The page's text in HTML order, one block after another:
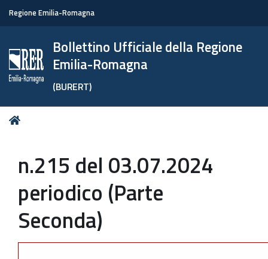
Regione Emilia-Romagna
Bollettino Ufficiale della Regione
Emilia-Romagna
(BURERT)
Tu
n.215 del 03.07.2024
periodico (Parte
Seconda)